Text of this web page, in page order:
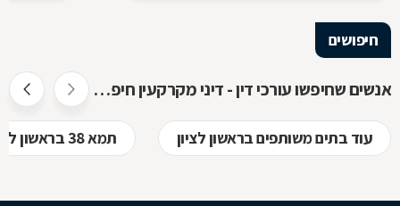
המקרקעין, ריכזנו שאלות שנשאלו בפורום
מקרקעין, ואשר נענו ע"י עו"ד אילן קרייטר
חיפושים
אנשים שחיפשו עורכי דין - דיני מקרקעין חיפשו גם
עוד בתים משותפים בראשון לציון תמא 38 בראשון לציון